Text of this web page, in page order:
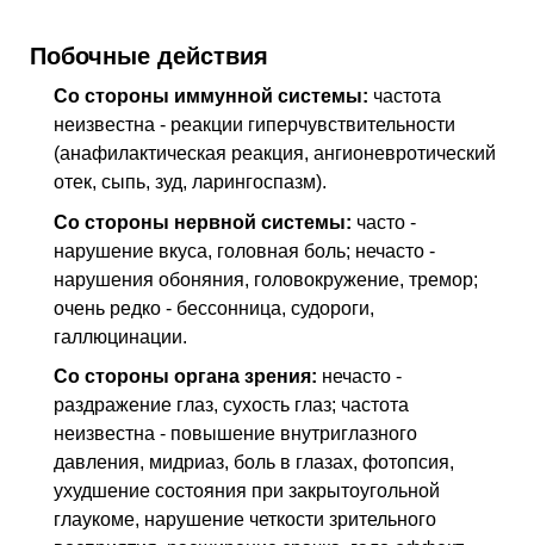
Побочные действия
Со стороны иммунной системы: частота
неизвестна - реакции гиперчувствительности
(анафилактическая реакция, ангионевротический
отек, сыпь, зуд, ларингоспазм).
Со стороны нервной системы: часто -
нарушение вкуса, головная боль; нечасто -
нарушения обоняния, головокружение, тремор;
очень редко - бессонница, судороги,
галлюцинации.
Со стороны органа зрения: нечасто -
раздражение глаз, сухость глаз; частота
неизвестна - повышение внутриглазного
давления, мидриаз, боль в глазах, фотопсия,
ухудшение состояния при закрытоугольной
глаукоме, нарушение четкости зрительного